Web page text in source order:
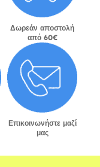
Δωρεάν αποστολή
από 60€
Επικοινωνήστε μαζί
μας